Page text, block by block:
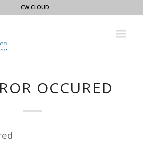
CW CLOUD
OCCURED